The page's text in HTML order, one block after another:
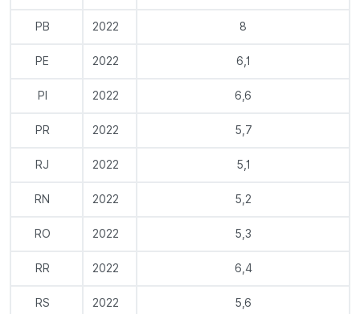
PB 2022 8
PE 2022 6,1
PI 2022 6,6
PR 2022 5,7
RJ 2022 5,1
RN 2022 5,2
RO 2022 5,3
RR 2022 6,4
RS 2022 5,6